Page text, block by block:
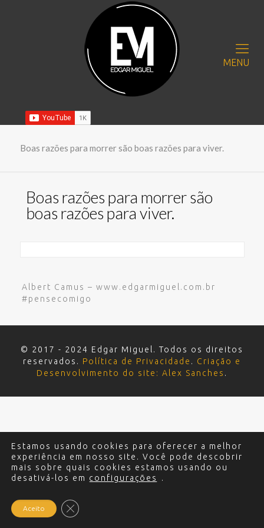
MENU
Boas razões para morrer são boas razões para viver.
Boas razões para morrer são
boas razões para viver.
Albert Camus – www.edgarmiguel.com.br
#pensecomigo
© 2017 - 2024 Edgar Miguel. Todos os direitos
reservados. Política de Privacidade . Criação e
Desenvolvimento do site: Alex Sanches .
Estamos usando cookies para oferecer a melhor
experiência em nosso site. Você pode descobrir
mais sobre quais cookies estamos usando ou
desativá-los em configurações .
Aceito Close GDPR Cookie Banner